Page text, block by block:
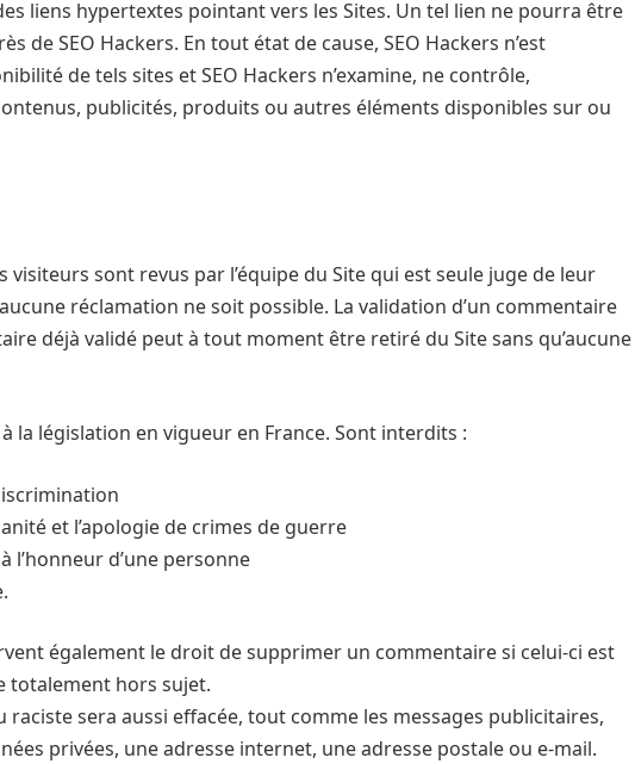
liens hypertextes pointant vers les Sites. Un tel lien ne pourra être
de SEO Hackers. En tout état de cause, SEO Hackers n’est
de tels sites et SEO Hackers n’examine, ne contrôle,
publicités, produits ou autres éléments disponibles sur ou
sont revus par l’équipe du Site qui est seule juge de leur
réclamation ne soit possible. La validation d’un commentaire
déjà validé peut à tout moment être retiré du Site sans qu’aucune
la législation en vigueur en France. Sont interdits :
et l’apologie de crimes de guerre
l’honneur d’une personne
également le droit de supprimer un commentaire si celui-ci est
totalement hors sujet.
sera aussi effacée, tout comme les messages publicitaires,
privées, une adresse internet, une adresse postale ou e-mail.